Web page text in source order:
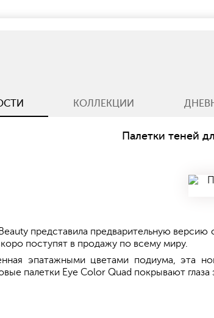
КОЛЛЕКЦИИ
Палетки теней
Beauty представила предварительную
поступят в продажу по всему миру.
эпатажными цветами подиума, эта
палетки Eye Color Quad покрывают